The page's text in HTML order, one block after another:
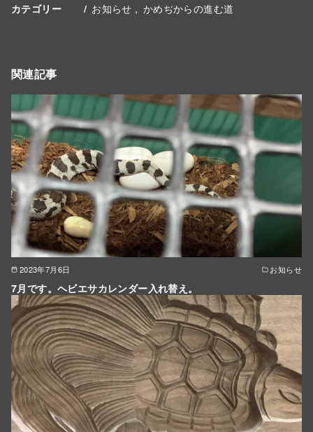
カテゴリー お知らせ かめぢからの進む道
関連記事
2023年7月6日 お知らせ
7月です。ヘビエサカレンダー入れ替え。